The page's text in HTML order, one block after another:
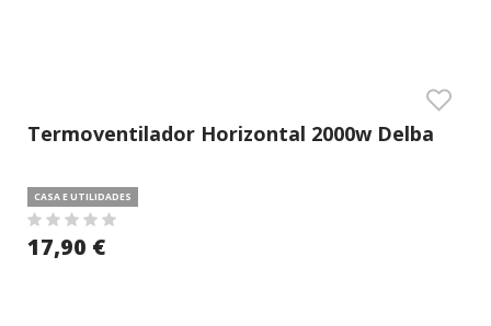
Termoventilador Horizontal 2000w Delba
CASA E UTILIDADES
17,90 €